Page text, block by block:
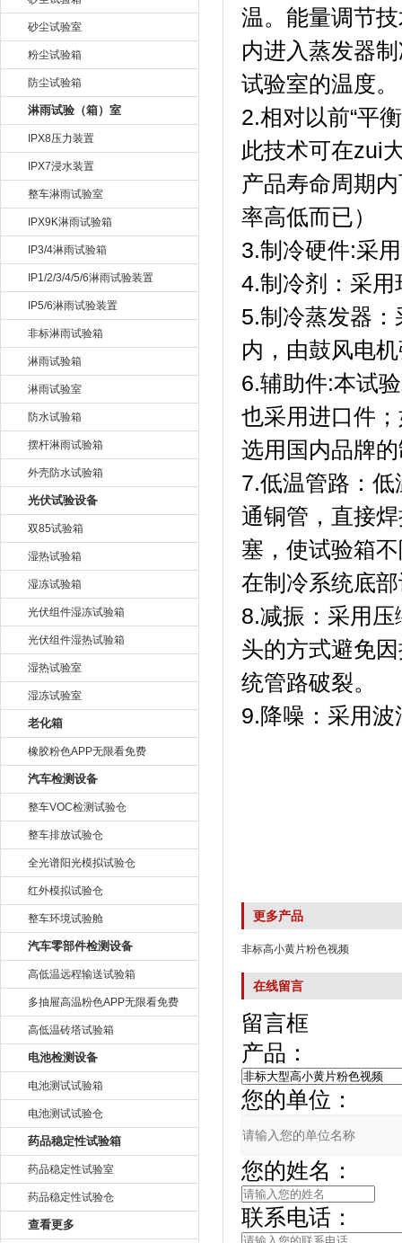
砂尘试验室
粉尘试验箱
防尘试验箱
淋雨试验（箱）室
IPX8压力装置
IPX7浸水装置
整车淋雨试验室
IPX9K淋雨试验箱
IP3/4淋雨试验箱
IP1/2/3/4/5/6淋雨试验装置
IP5/6淋雨试验装置
非标淋雨试验箱
淋雨试验箱
淋雨试验室
防水试验箱
摆杆淋雨试验箱
外壳防水试验箱
光伏试验设备
双85试验箱
湿热试验箱
湿冻试验箱
光伏组件湿冻试验箱
光伏组件湿热试验箱
湿热试验室
湿冻试验室
老化箱
橡胶粉色APP无限看免费
汽车检测设备
整车VOC检测试验仓
整车排放试验仓
全光谱阳光模拟试验仓
红外模拟试验仓
整车环境试验舱
汽车零部件检测设备
高低温远程输送试验箱
多抽屉高温粉色APP无限看免费
高低温砖塔试验箱
电池检测设备
电池测试试验箱
电池测试试验仓
药品稳定性试验箱
药品稳定性试验室
药品稳定性试验仓
查看更多
温。能量调
内进入蒸发器制
试验室的温度。
2.相对以前“平衡
此技术可在zui
产品寿命周期
率高低而已）
3.制冷硬件:采用
4.制冷剂：
5.制冷蒸发器
内，由鼓风电
6.辅助件:本试验
也采用进口件
选用国内品牌的
7.低温管路
通铜管，直接
塞，使试验箱
在制冷系统底部
8.减振：采用
头的方式避免因
统管路破裂。
9.降噪：采用
更多产品
非标高小黄片粉色视频
在线留言
留言框
产品：
您的单位：
您的姓名：
联系电话：